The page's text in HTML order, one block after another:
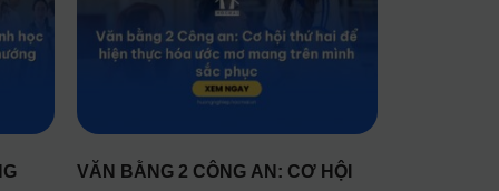
VĂN BẰNG 2 CÔNG AN: CƠ HỘI